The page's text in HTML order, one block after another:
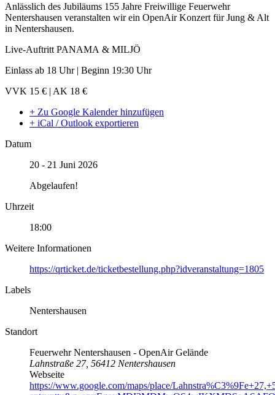
Anlässlich des Jubiläums 155 Jahre Freiwillige Feuerwehr
Nentershausen veranstalten wir ein OpenAir Konzert für Jung & Alt
in Nentershausen.
Live-Auftritt PANAMA & MILJÖ
Einlass ab 18 Uhr | Beginn 19:30 Uhr
VVK 15 € | AK 18 €
+ Zu Google Kalender hinzufügen
+ iCal / Outlook exportieren
Datum
20 - 21 Juni 2026
Abgelaufen!
Uhrzeit
18:00
Weitere Informationen
https://qrticket.de/ticketbestellung.php?idveranstaltung=1805
Labels
Nentershausen
Standort
Feuerwehr Nentershausen - OpenAir Gelände
Lahnstraße 27, 56412 Nentershausen
Webseite
https://www.google.com/maps/place/